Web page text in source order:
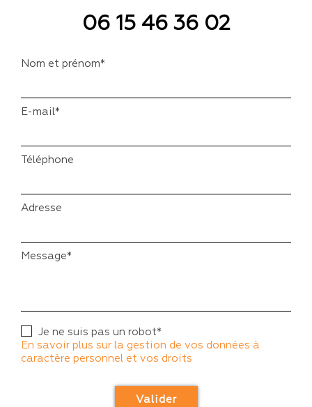
06 15 46 36 02
Nom et prénom*
E-mail*
Téléphone
Adresse
Message*
Je ne suis pas un robot*
En savoir plus sur la gestion de vos données à
caractère personnel et vos droits
Valider